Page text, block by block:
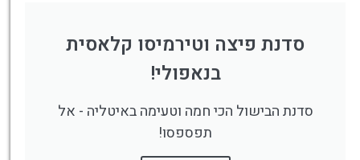
סדנת פיצה וטירמיסו קלאסית
בנאפולי!
סדנת הבישול הכי חמה וטעימה באיטליה - אל
תפספסו!